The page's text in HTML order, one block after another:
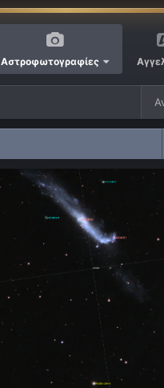
Αστροφωτογραφίες